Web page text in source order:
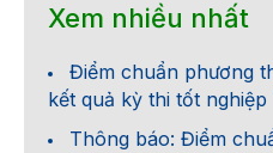
Xem nhiều nhất
Điểm chuẩn phương
kết quả kỳ thi tốt
Thông báo: Điểm